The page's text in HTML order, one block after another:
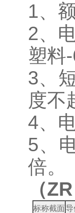
1、
2、
塑
3、
度不
4、
5、
倍。
（
标称截面